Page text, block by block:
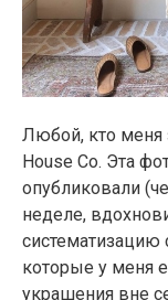
Любой, кто меня
House Co. Эта
опубликовали
неделе,
систематизацию
которые у меня
украшения вне